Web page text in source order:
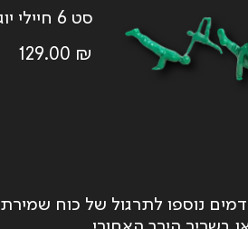
סט 6 חיילי יוגה – למתקדמים
129.00 ₪
נוספו לתרגול של כוח